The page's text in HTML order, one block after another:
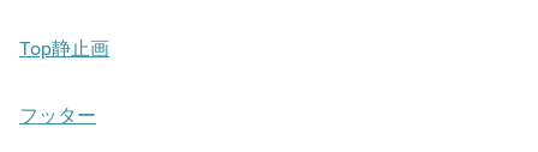
Top静止画
フッター